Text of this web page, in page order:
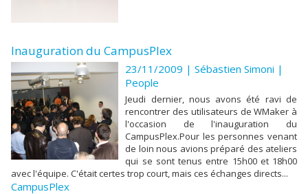
Inauguration du CampusPlex
23/11/2009 | Sébastien Simoni |
People
Jeudi dernier, nous avons été ravi de
rencontrer des utilisateurs de WMaker à
l'occasion de l'inauguration du
CampusPlex.Pour les personnes venant
de loin nous avions préparé des ateliers
qui se sont tenus entre 15h00 et 18h00
avec l'équipe. C'était certes trop court, mais ces échanges directs...
CampusPlex